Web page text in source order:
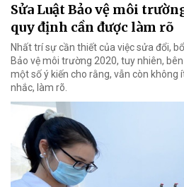
Sửa Luật Bảo vệ môi
quy định cần được làm rõ
Nhất trí sự cần thiết của việc sửa đổi,
Bảo vệ môi trường 2020, tuy nhiên,
một số ý kiến cho rằng, vẫn còn không
nhắc, làm rõ.